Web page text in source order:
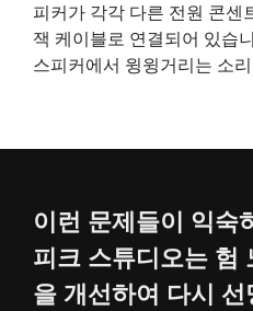
피커가 각각 다른 전원 콘센
잭 케이블로 연결되어 있습
스피커에서 윙윙거리는 소
이런 문제들이 익숙
피크 스튜디오는 험
을 개선하여 다시